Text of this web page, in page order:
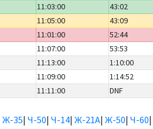
11:03:00 43:02
11:05:00 43:09
11:01:00 52:44
11:07:00 53:53
11:13:00 1:10:00
11:09:00 1:14:52
11:11:00 DNF
Ж-35| Ч-50| Ч-14| Ж-21А| Ж-50| Ч-60|